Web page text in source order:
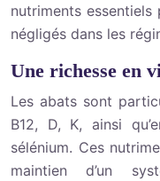
nutriments
négligés dans les
Une richesse en
Les abats sont
B12, D, K, ainsi
sélénium. Ces
maintien d’un